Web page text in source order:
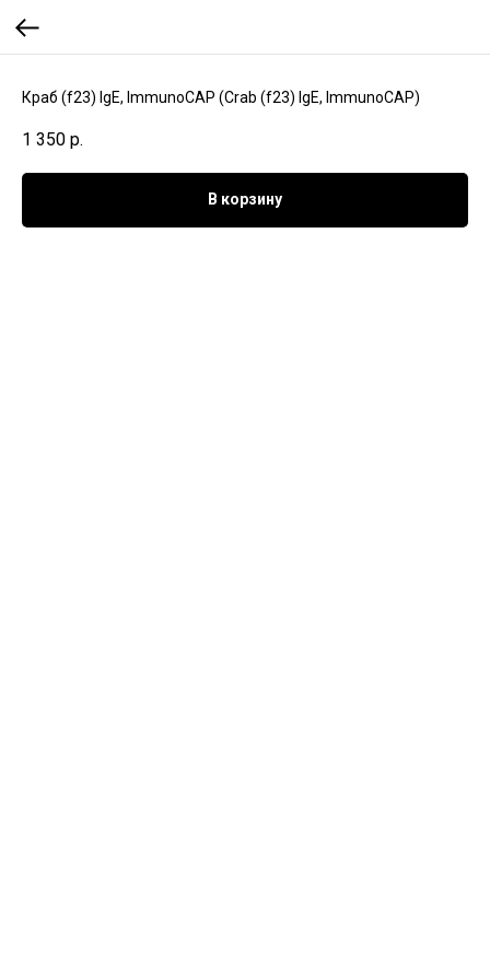
Краб (f23) IgE, ImmunoCAP (Crab (f23) IgE, ImmunoCAP)
1 350 р.
В корзину